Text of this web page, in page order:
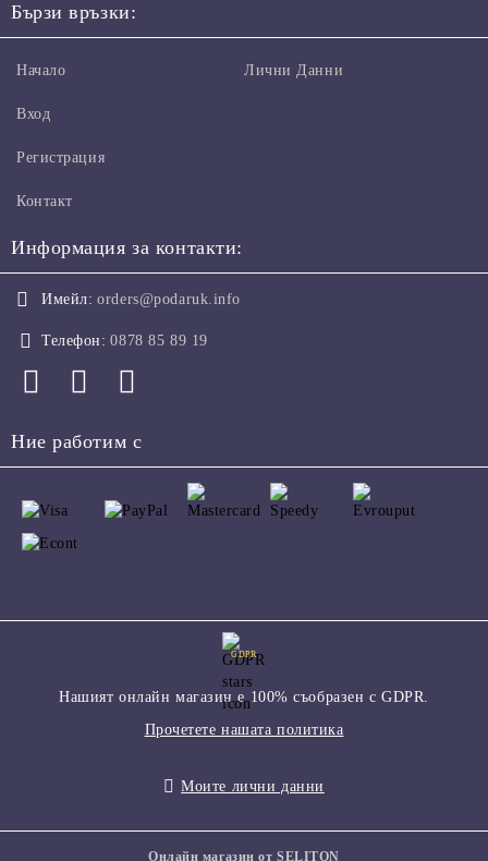
Бързи връзки:
Начало
Вход
Регистрация
Контакт
Лични Данни
Информация за контакти:
Имейл: orders@podaruk.info
Телефон: 0878 85 89 19
Ние работим с
GDPR
Нашият онлайн магазин е 100% съобразен с GDPR.
Прочетете нашата политика
Моите лични данни
Онлайн магазин от SELITON